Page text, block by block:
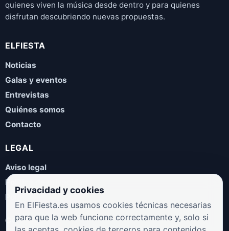
quienes viven la música desde dentro y para quienes
disfrutan descubriendo nuevas propuestas.
ELFIESTA
Noticias
Galas y eventos
Entrevistas
Quiénes somos
Contacto
LEGAL
Aviso legal
Política de privacidad
Política de cookies
COLABORA
Privacidad y cookies
En ElFiesta.es usamos cookies técnicas necesarias
para que la web funcione correctamente y, solo si